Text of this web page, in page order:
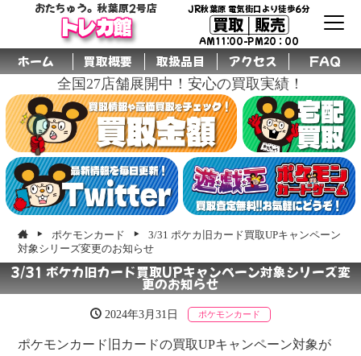
おたちゅう。秋葉原2号店
トレカ館
JR秋葉原 電気街口より徒歩6分
買取│販売
AM11:00-PM20：00
ホーム 買取概要 取扱品目 アクセス FAQ
全国27店舗展開中！安心の買取実績！
ポケモンカード
3/31 ポケカ旧カード買取UPキャンペーン
対象シリーズ変更のお知らせ
3/31 ポケカ旧カード買取UPキャンペーン対象シリーズ変
更のお知らせ
2024年3月31日 ポケモンカード
ポケモンカード旧カードの買取UPキャンペーン対象が